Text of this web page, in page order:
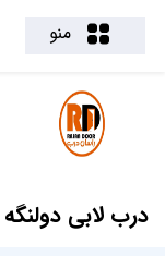
منو
درب لابی